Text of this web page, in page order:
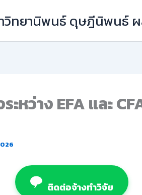
วิทยานิพนธ์ ดุษฎีนิพนธ์ ผ
หว่าง EFA และ
ติดต่อจ้างทำวิจัย